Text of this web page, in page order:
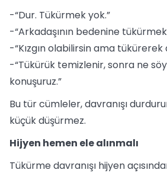
-“Dur. Tükürmek yok.”
-“Arkadaşının bedenine
-“Kızgın olabilirsin ama tükürerek
-“Tükürük temizlenir, sonra ne
konuşuruz.”
Bu tür cümleler, davranışı
küçük düşürmez.
Hijyen hemen ele alınmalı
Tükürme davranışı hijyen